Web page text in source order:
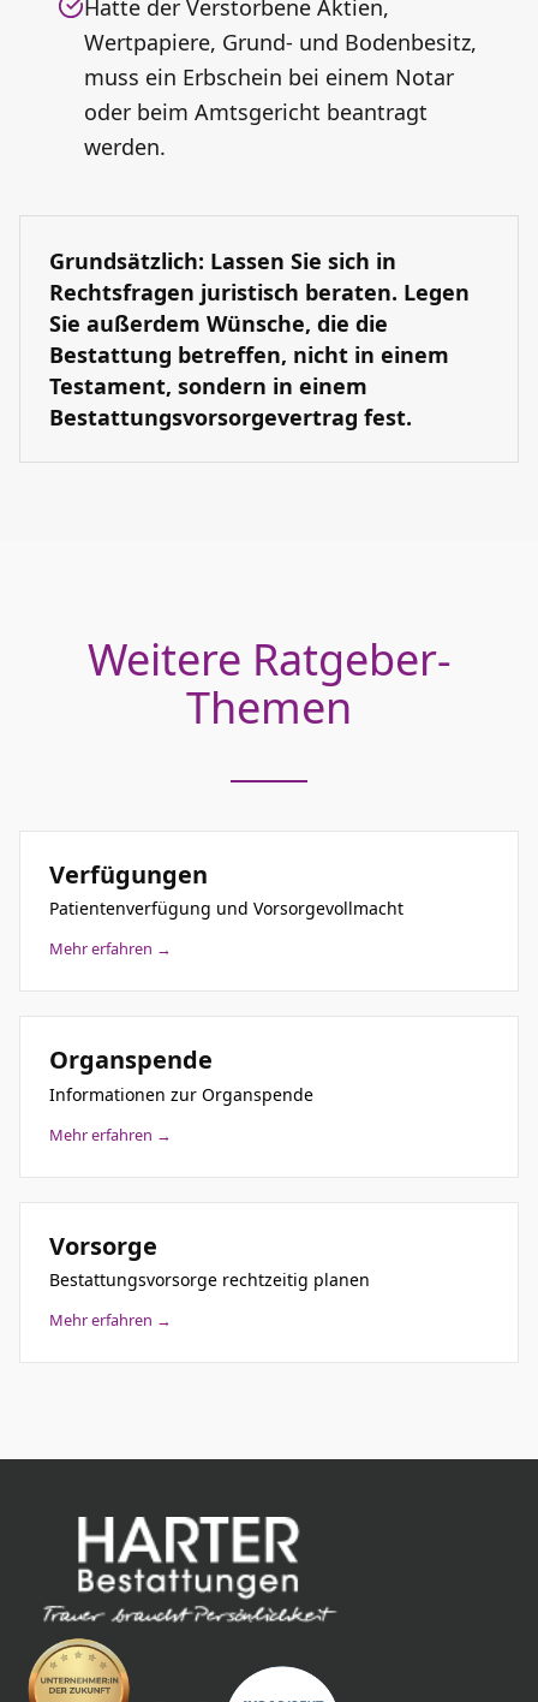
Hatte der Verstorbene Aktien,
Wertpapiere, Grund- und Bodenbesitz,
muss ein Erbschein bei einem Notar
oder beim Amtsgericht beantragt
werden.
Grundsätzlich: Lassen Sie sich in
Rechtsfragen juristisch beraten. Legen
Sie außerdem Wünsche, die die
Bestattung betreffen, nicht in einem
Testament, sondern in einem
Bestattungsvorsorgevertrag fest.
Weitere Ratgeber-
Themen
Verfügungen
Patientenverfügung und Vorsorgevollmacht
Mehr erfahren →
Organspende
Informationen zur Organspende
Mehr erfahren →
Vorsorge
Bestattungsvorsorge rechtzeitig planen
Mehr erfahren →